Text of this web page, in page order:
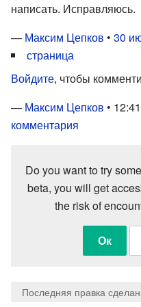
написать. Исправляюсь.
— Максим Цепков • 30
страница
Войдите, чтобы
— Максим Цепков •
комментария
Do you want to try
beta, you will get
the risk of
Ок
Последняя правка